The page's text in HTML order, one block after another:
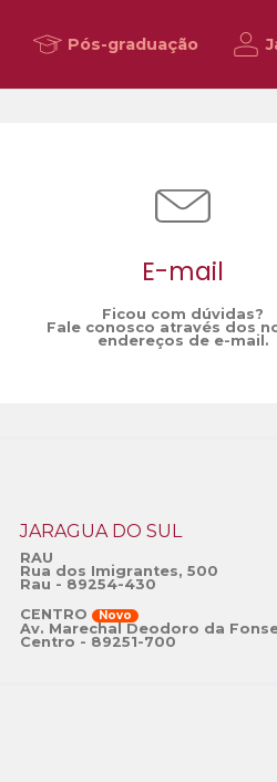
Pós-graduação
E-mail
Ficou com dúvidas?
Fale conosco através dos
endereços de e-mail.
JARAGUÁ DO SUL
RAU
Rua dos Imigrantes, 500
Rau - 89254-430
CENTRO
Novo
Av. Marechal Deodoro da
Centro - 89251-700